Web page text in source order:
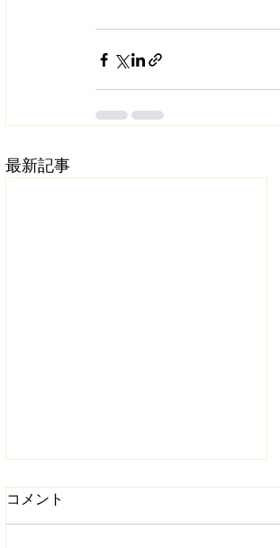
最新記事
コメント